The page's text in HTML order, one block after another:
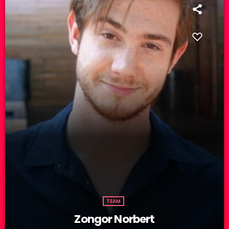
TEAM
Zongor Norbert